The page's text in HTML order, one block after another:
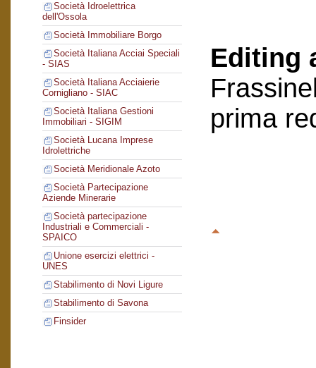
Società Idroelettrica
dell'Ossola
Società Immobiliare Borgo
Società Italiana Acciai Speciali
- SIAS
Società Italiana Acciaierie
Cornigliano - SIAC
Società Italiana Gestioni
Immobiliari - SIGIM
Società Lucana Imprese
Idrolettriche
Società Meridionale Azoto
Società Partecipazione
Aziende Minerarie
Società partecipazione
Industriali e Commerciali -
SPAICO
Unione esercizi elettrici -
UNES
Stabilimento di Novi Ligure
Stabilimento di Savona
Finsider
Editing
prima